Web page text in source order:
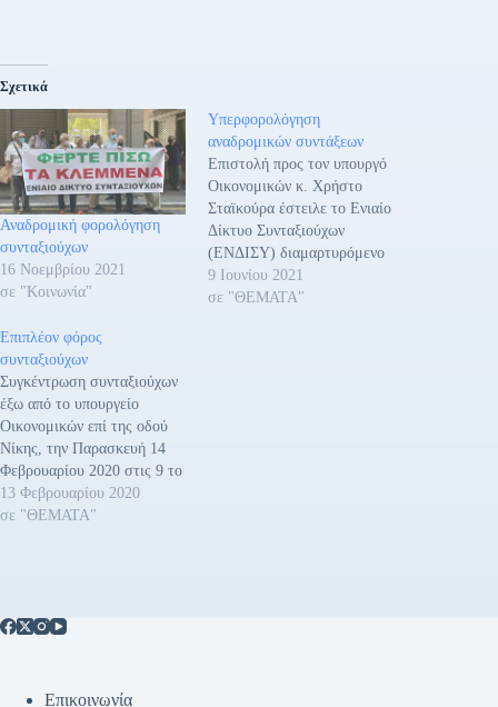
Σχετικά
Αναδρομική φορολόγηση
συνταξιούχων
16 Νοεμβρίου 2021
σε "Κοινωνία"
Υπερφορολόγηση
αναδρομικών συντάξεων
Επιστολή προς τον υπουργό
Οικονομικών κ. Χρήστο
Σταϊκούρα έστειλε το Ενιαίο
Δίκτυο Συνταξιούχων
(ΕΝΔΙΣΥ) διαμαρτυρόμενο
για την φορολόγηση των
αναδρομικών με ποσοστά
9 Ιουνίου 2021
σε "ΘΕΜΑΤΑ"
Επιπλέον φόρος
συνταξιούχων
Συγκέντρωση συνταξιούχων
έξω από το υπουργείο
Οικονομικών επί της οδού
Νίκης, την Παρασκευή 14
Φεβρουαρίου 2020 στις 9 το
πρωί, πραγματοποιεί το
Ενιαίο Δίκτυο Συνταξιούχων
επισημαίνει: «Με αφορμή
και πρόστιμα…
13 Φεβρουαρίου 2020
σε "ΘΕΜΑΤΑ"
Επικοινωνία